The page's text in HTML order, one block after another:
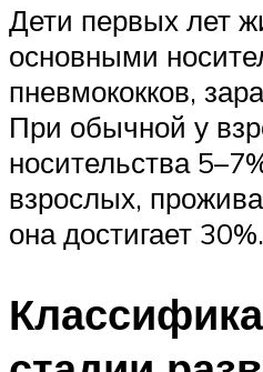
Дети первых лет
основными
пневмококков,
При обычной у
носительства
взрослых,
она достигает 30%.